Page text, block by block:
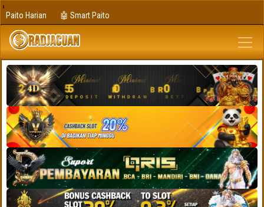
Paito Harian 🤖 Smart Paito